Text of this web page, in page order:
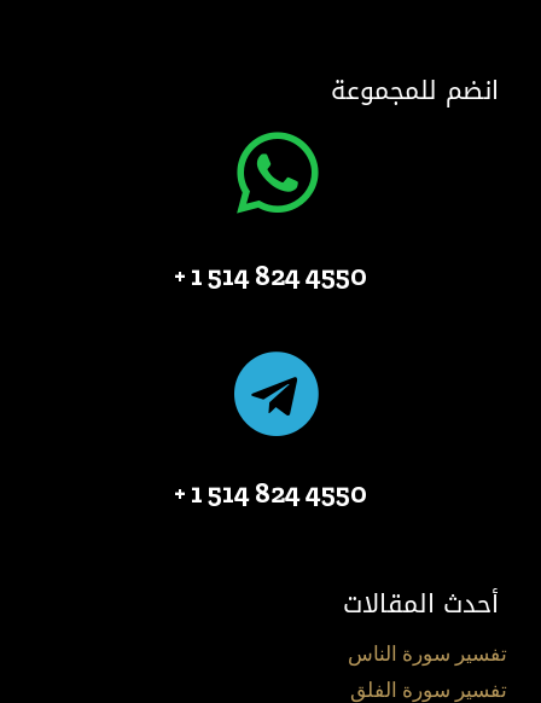
انضم للمجموعة
4550 824 514 1 +
4550 824 514 1 +
أحدث المقالات
تفسير سورة الناس
تفسير سورة الفلق